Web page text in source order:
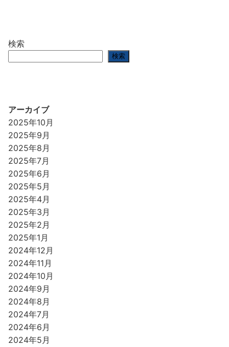
検索
検索
アーカイブ
2025年10月
2025年9月
2025年8月
2025年7月
2025年6月
2025年5月
2025年4月
2025年3月
2025年2月
2025年1月
2024年12月
2024年11月
2024年10月
2024年9月
2024年8月
2024年7月
2024年6月
2024年5月